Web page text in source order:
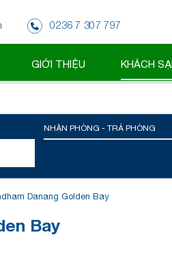
0236 7 307 797
GIỚI THIỆU KHÁCH
NHẬN PHÒNG - TRẢ PHÒNG
Danang Golden Bay
Bay